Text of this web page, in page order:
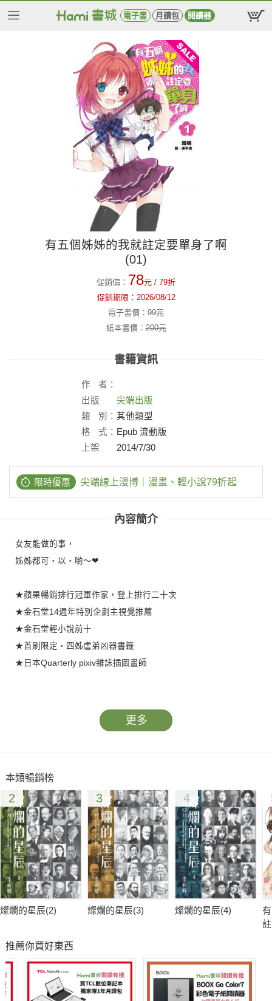
電子書 月讀包 閱讀器
有五個姊姊的我就註定要單身了啊
(01)
促銷價： 78元 / 79折
促銷期限： 2026/08/12
電子書價： 99元
紙本書價：200元
書籍資訊
作
者：
出版
社：
尖端出版
類
別： 其他類型
格
式： Epub 流動版
上架
2014/7/30
限時優惠 尖端線上漫博｜漫畫、輕小說79折起
內容簡介
女友能做的事，
姊姊都可‧以‧喲～❤
★蘋果暢銷排行冠軍作家，登上排行二十次
★金石堂14週年特別企劃主視覺推薦
★金石堂輕小說前十
★首刷限定‧四姊虐弟凶器書籤
★日本Quarterly pixiv雜誌插圖畫師
我的字典裡沒有～女朋友……
原因很簡單，因為我的名字叫李狂龍。
我爸說這代表李小龍加強版，我說他其實是個智障！
還有另一個原因，就是我有五個姊姊，
至於這兩個原因到底哪個影響大──
不要問！我哭起來很恐怖！
還有不知道是得中二病還是精神病的四姊，
竟都是「去死團‧特攻狂龍小隊」的成員，
團隊宗旨是扯我、不對，「鋸」我姻緣後腿！
更多
本類暢銷榜
2
燦爛的星辰(2)
3
燦爛的星辰(3)
4
燦爛的星辰(4)
推薦你買好東西